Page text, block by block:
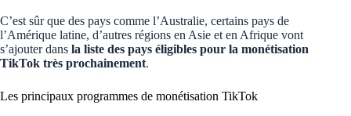
C’est sûr que des pays comme l’Australie, certains pays de
l’Amérique latine, d’autres régions en Asie et en Afrique vont
s’ajouter dans la liste des pays éligibles pour la monétisation
TikTok très prochainement.
Les principaux programmes de monétisation TikTok